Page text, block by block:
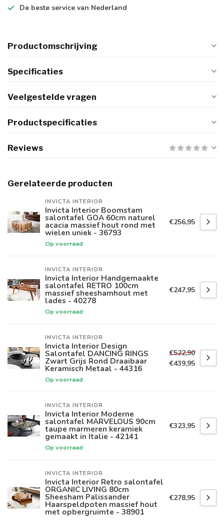
De beste service van Nederland
Productomschrijving
Specificaties
Veelgestelde vragen
Productspecificaties
Reviews
Gerelateerde producten
INVICTA INTERIOR
Invicta Interior Boomstam
salontafel GOA 60cm naturel
acacia massief hout rond met
wielen uniek - 36793
Op voorraad
€256,95
INVICTA INTERIOR
Invicta Interior Handgemaakte
salontafel RETRO 100cm
massief sheeshamhout met
lades - 40278
Op voorraad
€247,95
INVICTA INTERIOR
Invicta Interior Design
Salontafel DANCING RINGS
Zwart Grijs Rond Draaibaar
Keramisch Metaal - 44316
Op voorraad
€522,90
€439,95
INVICTA INTERIOR
Invicta Interior Moderne
salontafel MARVELOUS 90cm
taupe marmeren keramiek
gemaakt in Italie - 42141
Op voorraad
€323,95
INVICTA INTERIOR
Invicta Interior Retro salontafel
ORGANIC LIVING 80cm
Sheesham Palissander
Haarspeldpoten massief hout
met opbergruimte - 38901
€278,95